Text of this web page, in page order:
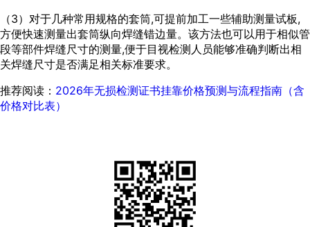
（3）对于几种常用规格的套筒,可提前加工一些辅助测量试板,
方便快速测量出套筒纵向焊缝错边量。该方法也可以用于相似管
段等部件焊缝尺寸的测量,便于目视检测人员能够准确判断出相
关焊缝尺寸是否满足相关标准要求。
推荐阅读： 2026年无损检测证书挂靠价格预测与流程指南（含
价格对比表）